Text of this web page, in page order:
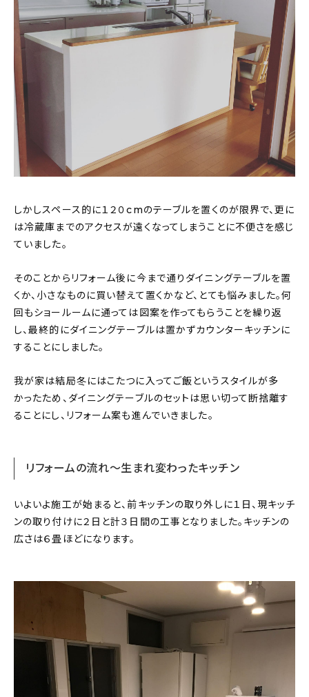
しかしスペース的に１２０cmのテーブルを置くのが限界で、更に
は冷蔵庫までのアクセスが遠くなってしまうことに不便さを感じ
ていました。
そのことからリフォーム後に今まで通りダイニングテーブルを置
くか、小さなものに買い替えて置くかなど、とても悩みました。何
回もショールームに通っては図案を作ってもらうことを繰り返
し、最終的にダイニングテーブルは置かずカウンターキッチンに
することにしました。
我が家は結局冬にはこたつに入ってご飯というスタイルが多
かったため、ダイニングテーブルのセットは思い切って断捨離す
ることにし、リフォーム案も進んでいきました。
リフォームの流れ〜生まれ変わったキッチン
いよいよ施工が始まると、前キッチンの取り外しに１日、現キッチ
ンの取り付けに２日と計３日間の工事となりました。キッチンの
広さは６畳ほどになります。